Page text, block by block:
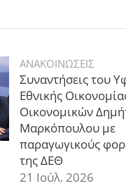
ΑΝΑΚΟΙΝΩΣΕΙΣ
Συναντήσεις του
Εθνικής
Οικονομικών
Μαρκόπουλου με
παραγωγικούς
της ΔΕΘ
21 Ιούλ. 2026